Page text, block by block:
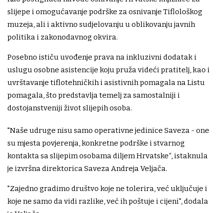
slijepe i omogućavanje podrške za osnivanje Tiflološkog
muzeja, ali i aktivno sudjelovanju u oblikovanju javnih
politika i zakonodavnog okvira.
Posebno ističu uvođenje prava na inkluzivni dodatak i
uslugu osobne asistencije koju pruža videći pratitelj, kao i
uvrštavanje tiflotehničkih i asistivnih pomagala na Listu
pomagala, što predstavlja temelj za samostalniji i
dostojanstveniji život slijepih osoba.
"Naše udruge nisu samo operativne jedinice Saveza - one
su mjesta povjerenja, konkretne podrške i stvarnog
kontakta sa slijepim osobama diljem Hrvatske“, istaknula
je izvršna direktorica Saveza Andreja Veljača.
"Zajedno gradimo društvo koje ne tolerira, već uključuje i
koje ne samo da vidi razlike, već ih poštuje i cijeni", dodala